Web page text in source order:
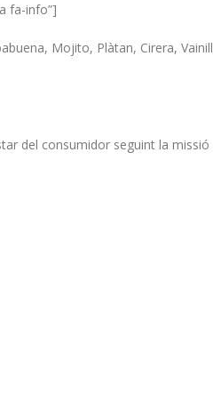
fa-info”]
Mojito, Plàtan, Cirera,
del consumidor seguint la missió